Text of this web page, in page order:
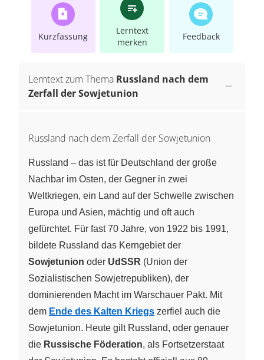
Kurzfassung
Lerntext
merken
Feedback
Lerntext zum Thema Russland nach dem
Zerfall der Sowjetunion
Russland nach dem Zerfall der Sowjetunion
Russland – das ist für Deutschland der große
Nachbar im Osten, der Gegner in zwei
Weltkriegen, ein Land auf der Schwelle zwischen
Europa und Asien, mächtig und oft auch
gefürchtet. Für fast 70 Jahre, von 1922 bis 1991,
bildete Russland das Kerngebiet der
Sowjetunion oder UdSSR (Union der
Sozialistischen Sowjetrepubliken), der
dominierenden Macht im Warschauer Pakt. Mit
dem Ende des Kalten Kriegs zerfiel auch die
Sowjetunion. Heute gilt Russland, oder genauer
die Russische Föderation, als Fortsetzerstaat